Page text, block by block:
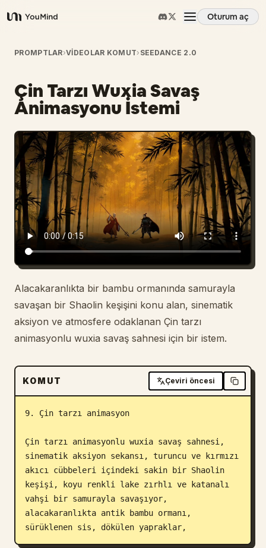
YouMind
Oturum aç
Genel Bakış
Kullanım Senaryoları
Beceriler
İstemler
Fiyatlandırma
İndir
Blog
Güncellemeler
PROMPTLAR›VIDEOLAR KOMUT› SEEDANCE 2.0
Çin Tarzı Wuxia Savaş
Animasyonu İstemi
Alacakaranlıkta bir bambu ormanında samurayla
savaşan bir Shaolin keşişini konu alan, sinematik
aksiyon ve atmosfere odaklanan Çin tarzı
animasyonlu wuxia savaş sahnesi için bir istem.
KOMUT Çeviri öncesi
9. Çin tarzı animasyon
Çin tarzı animasyonlu wuxia savaş sahnesi,
sinematik aksiyon sekansı, turuncu ve kırmızı
akıcı cübbeleri içindeki sakin bir Shaolin
keşişi, koyu renkli lake zırhlı ve katanalı
vahşi bir samurayla savaşıyor,
alacakaranlıkta antik bambu ormanı,
sürüklenen sis, dökülen yapraklar,